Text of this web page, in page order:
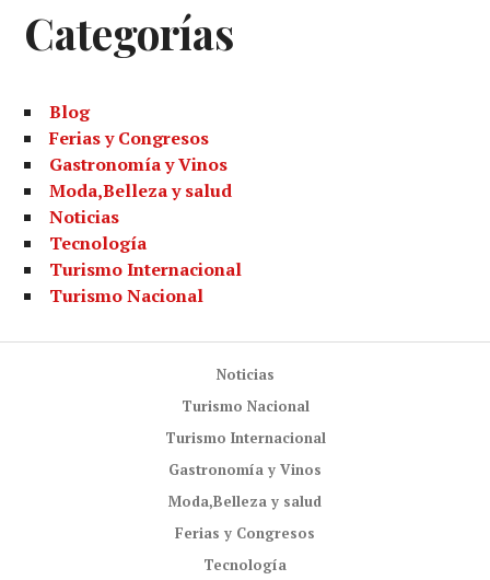
Categorías
Blog
Ferias y Congresos
Gastronomía y Vinos
Moda,Belleza y salud
Noticias
Tecnología
Turismo Internacional
Turismo Nacional
Noticias
Turismo Nacional
Turismo Internacional
Gastronomía y Vinos
Moda,Belleza y salud
Ferias y Congresos
Tecnología